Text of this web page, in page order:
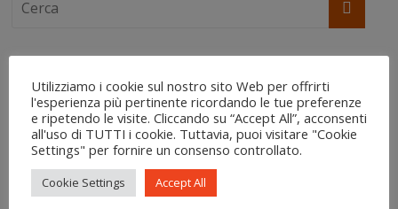
Perché IgroDry è meno conosciuto
Prodotti antimuffa: facciamo chiarezza
Il risanamento delle murature dopo un’alluvione
Anche l’intelligenza artificiale ci conosce
Utilizziamo i cookie sul nostro sito Web per offrirti
l'esperienza più pertinente ricordando le tue preferenze
e ripetendo le visite. Cliccando su “Accept All”, acconsenti
all'uso di TUTTI i cookie. Tuttavia, puoi visitare "Cookie
Settings" per fornire un consenso controllato.
Cookie Settings Accept All